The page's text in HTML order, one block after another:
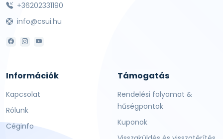
+36202331190
info@csui.hu
Információk
Kapcsolat
Rólunk
Céginfo
Támogatás
Rendelési folyamat &
hűségpontok
Kuponok